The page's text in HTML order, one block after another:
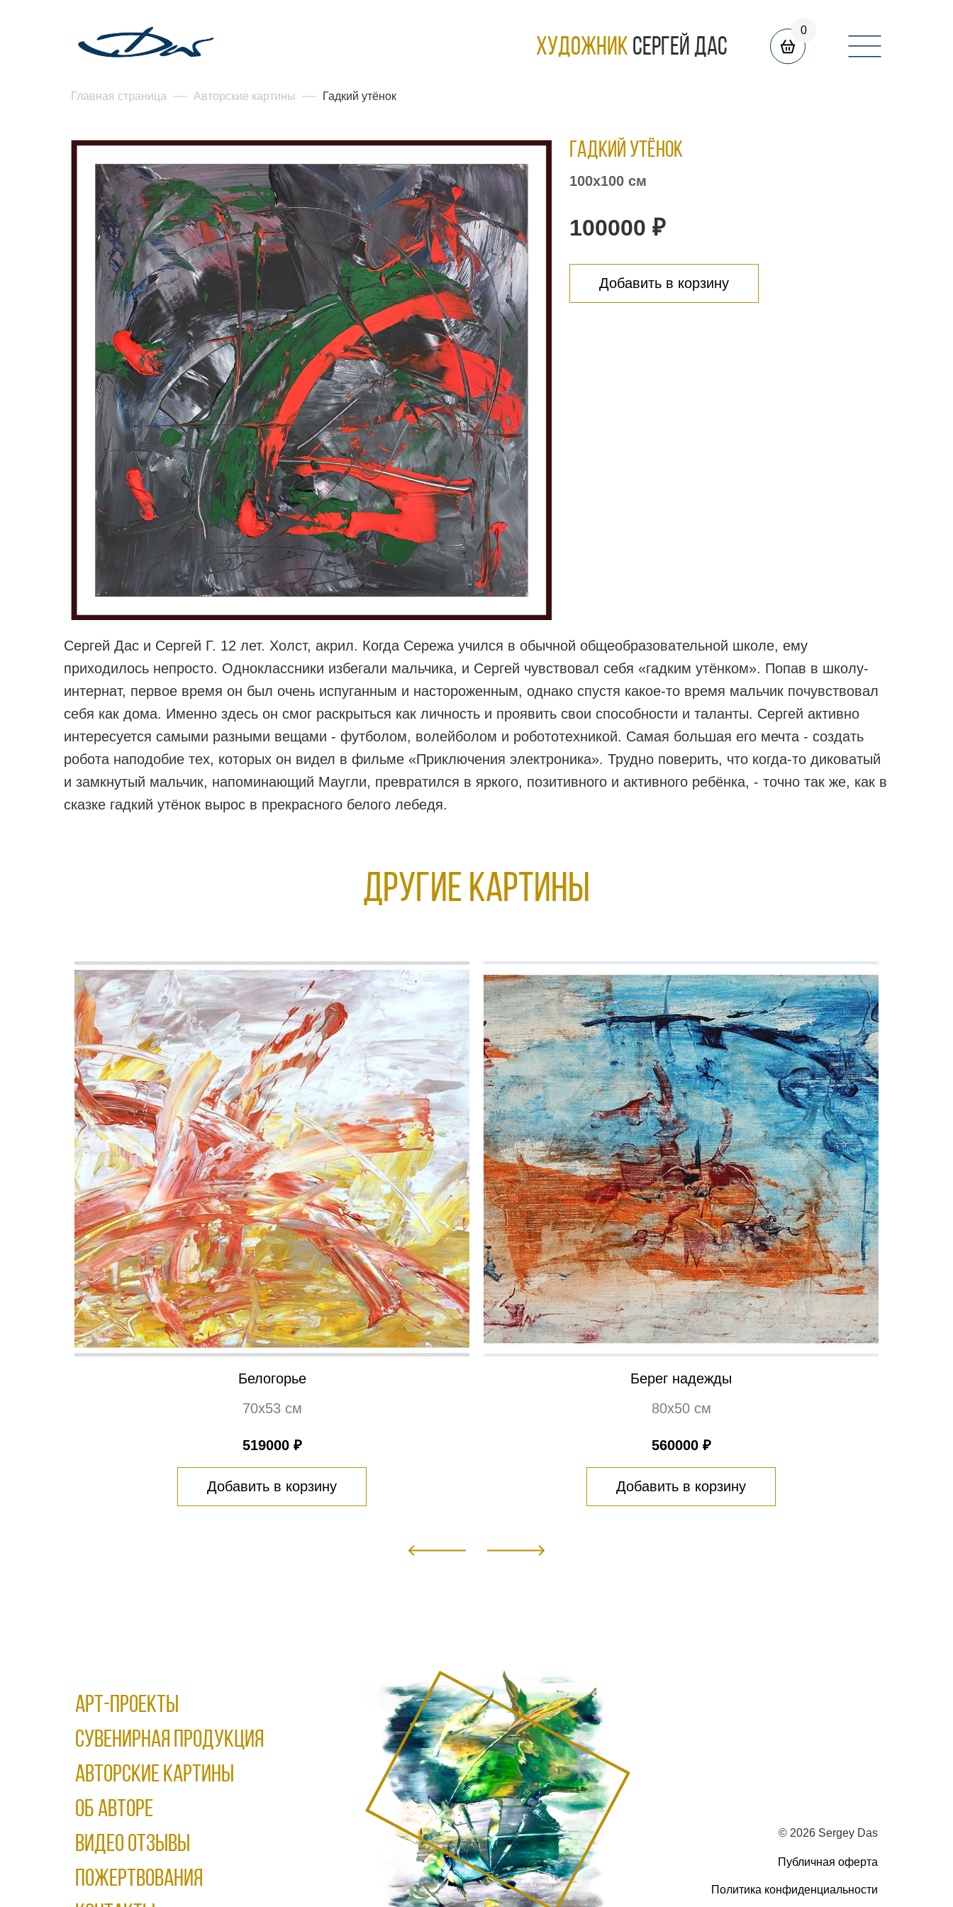
ХУДОЖНИК СЕРГЕЙ ДАС
0
Главная страница Авторские картины Гадкий утёнок
Гадкий утёнок
100х100 см
100000 ₽
Добавить в корзину
Сергей Дас и Сергей Г. 12 лет. Холст, акрил. Когда Сережа учился в обычной общеобразовательной школе, ему
приходилось непросто. Одноклассники избегали мальчика, и Сергей чувствовал себя «гадким утёнком». Попав в школу-
интернат, первое время он был очень испуганным и настороженным, однако спустя какое-то время мальчик почувствовал
себя как дома. Именно здесь он смог раскрыться как личность и проявить свои способности и таланты. Сергей активно
интересуется самыми разными вещами - футболом, волейболом и робототехникой. Самая большая его мечта - создать
робота наподобие тех, которых он видел в фильме «Приключения электроника». Трудно поверить, что когда-то диковатый
и замкнутый мальчик, напоминающий Маугли, превратился в яркого, позитивного и активного ребёнка, - точно так же, как в
сказке гадкий утёнок вырос в прекрасного белого лебедя.
Другие КАРТИНЫ
Белогорье
70х53 см
519000 ₽
Добавить в корзину
Берег надежды
80х50 см
560000 ₽
Добавить в корзину
АРТ-ПРОЕКТЫ
Сувенирная продукция
АВТОРСКИЕ КАРТИНЫ
ОБ АВТОРЕ
ВИДЕО ОТЗЫВЫ
ПОЖЕРТВОВАНИЯ
© 2026 Sergey Das
Публичная оферта
Политика конфиденциальности